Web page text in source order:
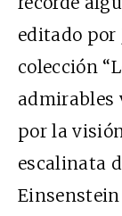
editado por
colección
admirables
por la
escalinata